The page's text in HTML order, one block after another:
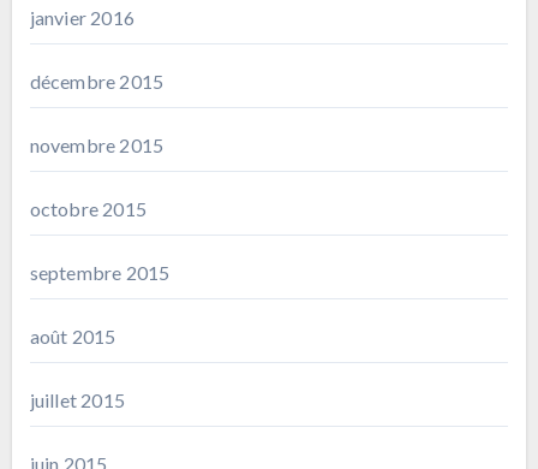
janvier 2016
décembre 2015
novembre 2015
octobre 2015
septembre 2015
août 2015
juillet 2015
juin 2015